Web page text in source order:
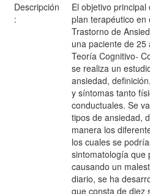
Descripción
:
El objetivo
plan terapéutico en
Trastorno de
una paciente de
Teoría Cognitivo-
se realiza un
ansiedad,
y síntomas tanto
conductuales. Se
tipos de ansiedad,
manera los
los cuales se
sintomatología que
causando un
diario, se ha
que consta de diez